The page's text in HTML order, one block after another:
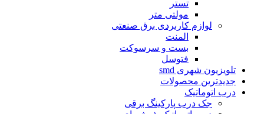
تستر
مولتى متر
لوازم کاربردى برق صنعتى
المنت
بست و سرسوکت
فتوسل
تلویزیون شهرى smd
جدیدترین محصولات
درب اتوماتیک
جک درب پارکینگ برقی